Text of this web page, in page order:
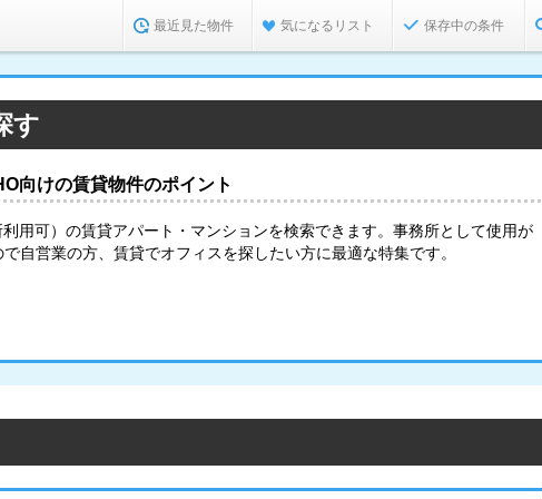
最近見た物件 気になるリスト 保存中の条件
す
向けの賃貸物件のポイント
用可）の賃貸アパート・マンションを検索できます。事務所として使用が
自営業の方、賃貸でオフィスを探したい方に最適な特集です。